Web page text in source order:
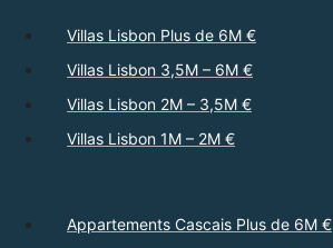
Villas Lisbon Plus de 6M €
Villas Lisbon 3,5M – 6M €
Villas Lisbon 2M – 3,5M €
Villas Lisbon 1M – 2M €
Appartements Cascais Plus de 6M €